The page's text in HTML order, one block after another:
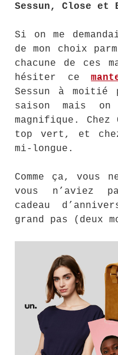
Sessun, Close et
Si on me
de mon choix
chacune de ces
hésiter ce
Sessun à
saison mais
magnifique.
top vert, et
mi-longue.
Comme ça, vous
vous n’aviez
cadeau
grand pas (deux